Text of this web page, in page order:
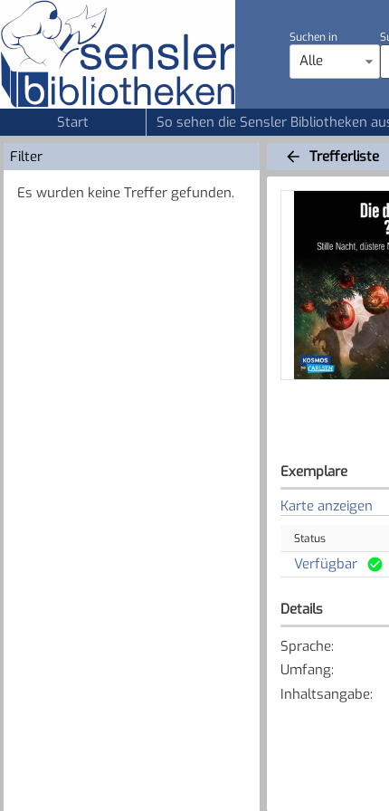
Suchen in
Alle
Start So sehen die Sensler Bibliotheken
Filter
Es wurden keine Treffer gefunden.
Trefferliste
Exemplare
Karte anzeigen
Status
Verfügbar
Details
Sprache:
Umfang:
Inhaltsangabe: